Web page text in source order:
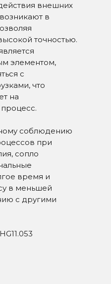
внешних
в
точностью.
элементом,
с
что
на
соблюдению
при
сопло
время и
в меньшей
с другими